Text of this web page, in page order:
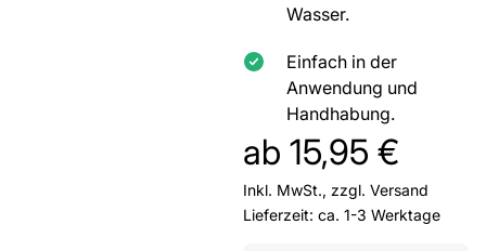
Wasser.
Einfach in der
Anwendung und
Handhabung.
ab 15,95 €
Inkl. MwSt., zzgl. Versand
Lieferzeit: ca. 1-3 Werktage